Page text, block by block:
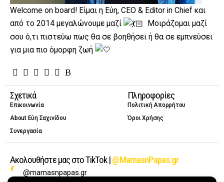
Welcome on board! Είμαι η Εύη, CEO & Editor in Chief και
από το 2014 μεγαλώνουμε μαζί
Μοιράζομαι μαζί
σου ό,τι πιστεύω πως θα σε βοηθήσει ή θα σε εμπνεύσει
για μια πιο όμορφη ζωή
Σχετικά
Επικοινωνία
About Εύη Σαχινίδου
Συνεργασία
Πληροφορίες
Πολιτική Απορρήτου
Όροι Χρήσης
Ακολουθήστε μας στο TikTok |@MamasnPapas.gr
@mamasnpapas.gr